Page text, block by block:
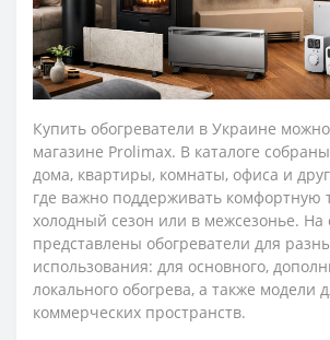
Купить обогреватели в Украине
магазине Prolimax. В каталоге
дома, квартиры, комнаты, офиса и
где важно поддерживать комфортную
холодный сезон или в межсезонье. На
представлены обогреватели для
использования: для основного,
локального обогрева, а также модели
коммерческих пространств.